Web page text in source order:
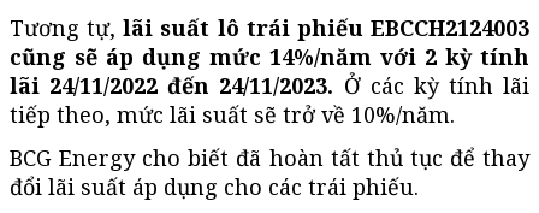
Tương tự,lãi suất lô trái phiếu EBCCH2124003
cũng sẽ áp dụng mức 14%/năm với 2 kỳ tính
lãi 24/11/2022 đến 24/11/2023. Ở các kỳ tính lãi
tiếp theo, mức lãi suất sẽ trở về 10%/năm.
BCG Energy cho biết đã hoàn tất thủ tục để thay
đổi lãi suất áp dụng cho các trái phiếu.